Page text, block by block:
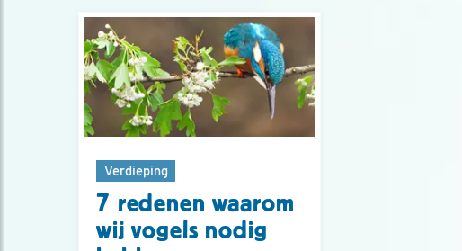
Verdieping
7 redenen waarom
wij vogels nodig